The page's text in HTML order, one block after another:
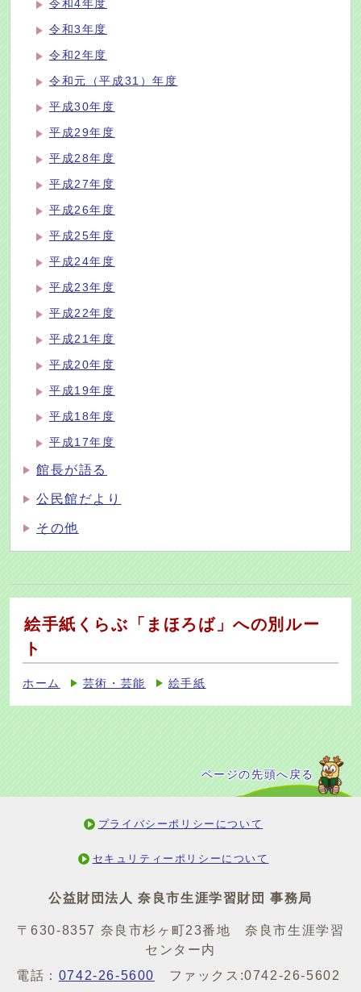
令和4年度
令和3年度
令和2年度
令和元（平成31）年度
平成30年度
平成29年度
平成28年度
平成27年度
平成26年度
平成25年度
平成24年度
平成23年度
平成22年度
平成21年度
平成20年度
平成19年度
平成18年度
平成17年度
館長が語る
公民館だより
その他
絵手紙くらぶ「まほろば」への別ルー
ト
ホーム 芸術・芸能 絵手紙
ページの先頭へ戻る
プライバシーポリシーについて
セキュリティーポリシーについて
公益財団法人 奈良市生涯学習財団 事務局
〒630-8357 奈良市杉ヶ町23番地 奈良市生涯学習
センター内
電話： 0742-26-5600 ファックス:0742-26-5602